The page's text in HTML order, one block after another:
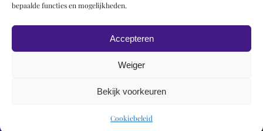
bepaalde functies en mogelijkheden.
Accepteren
Weiger
Bekijk voorkeuren
Cookiebeleid
© 2019 Roel Wiechers | Powered by